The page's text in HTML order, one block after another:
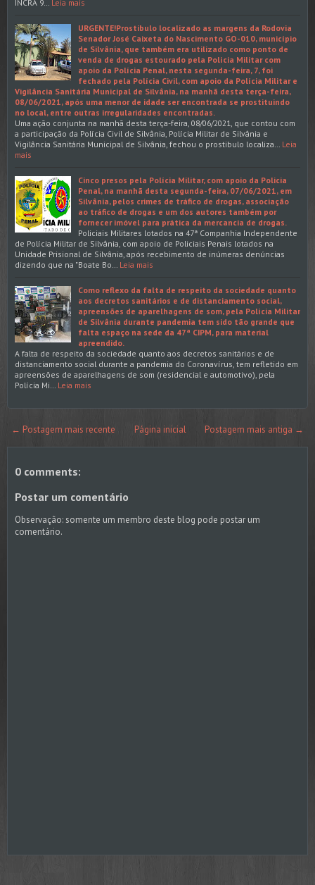
INCRA 9… Leia mais
URGENTE!Prostibulo localizado as margens da Rodovia
Senador José Caixeta do Nascimento GO-010, município
de Silvânia, que também era utilizado como ponto de
venda de drogas estourado pela Polícia Militar com
apoio da Polícia Penal, nesta segunda-feira, 7, foi
fechado pela Polícia Civil, com apoio da Polícia Militar e
Vigilância Sanitária Municipal de Silvânia, na manhã desta terça-feira,
08/06/2021, após uma menor de idade ser encontrada se prostituindo
no local, entre outras irregularidades encontradas.
Uma ação conjunta na manhã desta terça-feira, 08/06/2021, que contou com
a participação da Polícia Civil de Silvânia, Polícia Militar de Silvânia e
Vigilância Sanitária Municipal de Silvânia, fechou o prostibulo localiza… Leia
mais
Cinco presos pela Polícia Militar, com apoio da Policia
Penal, na manhã desta segunda-feira, 07/06/2021, em
Silvânia, pelos crimes de tráfico de drogas, associação
ao tráfico de drogas e um dos autores também por
fornecer imóvel para prática da mercancia de drogas.
Policiais Militares lotados na 47ª Companhia Independente
de Polícia Militar de Silvânia, com apoio de Policiais Penais lotados na
Unidade Prisional de Silvânia, após recebimento de inúmeras denúncias
dizendo que na "Boate Bo… Leia mais
Como reflexo da falta de respeito da sociedade quanto
aos decretos sanitários e de distanciamento social,
apreensões de aparelhagens de som, pela Polícia Militar
de Silvânia durante pandemia tem sido tão grande que
falta espaço na sede da 47ª CIPM, para material
apreendido.
A falta de respeito da sociedade quanto aos decretos sanitários e de
distanciamento social durante a pandemia do Coronavírus, tem refletido em
apreensões de aparelhagens de som (residencial e automotivo), pela
Polícia Mi… Leia mais
← Postagem mais recente Postagem mais antiga →
Página inicial
0 comments:
Postar um comentário
Observação: somente um membro deste blog pode postar um
comentário.